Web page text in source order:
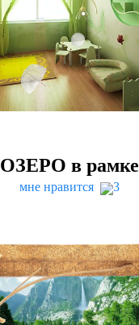
ОЗЕРО в рамке
мне нравится 3